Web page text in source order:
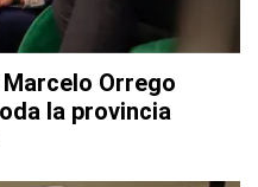
Marcelo Orrego
la provincia